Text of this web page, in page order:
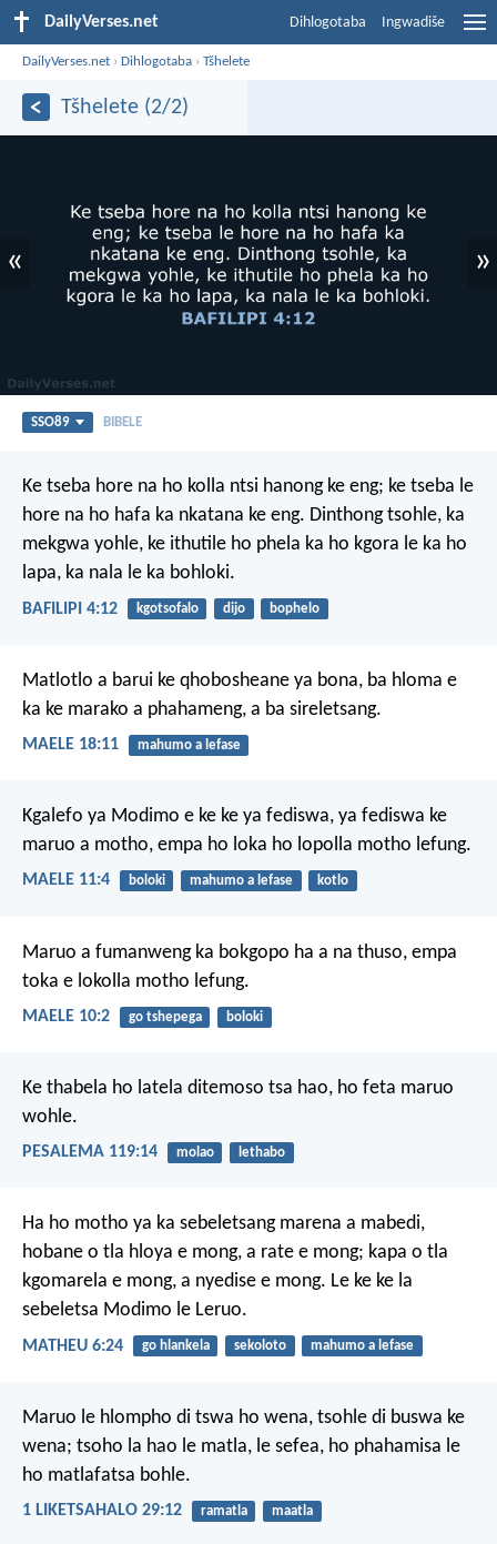
DailyVerses.net Dihlogotaba Ingwadiše
DailyVerses.net ›Dihlogotaba ›Tšhelete
Tšhelete (2/2)
« »
SSO89 BIBELE
Ke tseba hore na ho kolla ntsi hanong ke eng; ke tseba le
hore na ho hafa ka nkatana ke eng. Dinthong tsohle, ka
mekgwa yohle, ke ithutile ho phela ka ho kgora le ka ho
lapa, ka nala le ka bohloki.
BAFILIPI 4:12 kgotsofalo dijo bophelo
Matlotlo a barui ke qhobosheane ya bona, ba hloma e
ka ke marako a phahameng, a ba sireletsang.
MAELE 18:11 mahumo a lefase
Kgalefo ya Modimo e ke ke ya fediswa, ya fediswa ke
maruo a motho, empa ho loka ho lopolla motho lefung.
MAELE 11:4 boloki mahumo a lefase kotlo
Maruo a fumanweng ka bokgopo ha a na thuso, empa
toka e lokolla motho lefung.
MAELE 10:2 go tshepega boloki
Ke thabela ho latela ditemoso tsa hao, ho feta maruo
wohle.
PESALEMA 119:14 molao lethabo
Ha ho motho ya ka sebeletsang marena a mabedi,
hobane o tla hloya e mong, a rate e mong; kapa o tla
kgomarela e mong, a nyedise e mong. Le ke ke la
sebeletsa Modimo le Leruo.
MATHEU 6:24 go hlankela sekoloto mahumo a lefase
Maruo le hlompho di tswa ho wena, tsohle di buswa ke
wena; tsoho la hao le matla, le sefea, ho phahamisa le
ho matlafatsa bohle.
1 LIKETSAHALO 29:12 ramatla maatla